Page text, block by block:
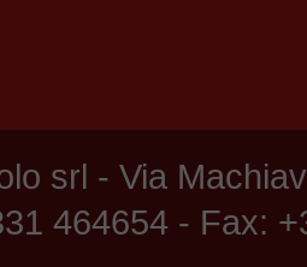
srl - Via
464654 - Fax: